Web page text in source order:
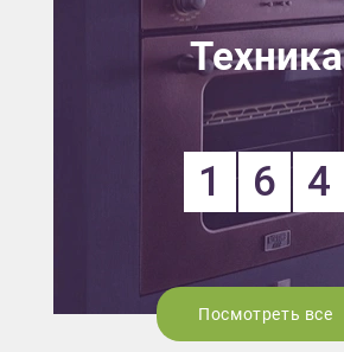
Техника
1 6 4
Посмотреть все